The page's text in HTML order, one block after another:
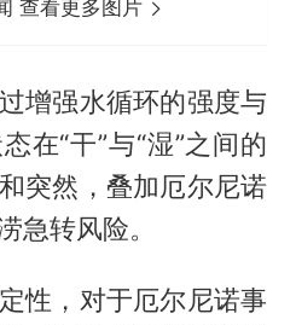
查看更多图片
增强水循环的强度与
在“干”与“湿”之间的
突然，叠加厄尔尼诺
急转风险。
性，对于厄尔尼诺事